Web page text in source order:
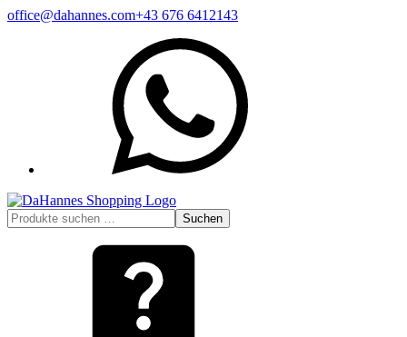
Zum
office@dahannes.com+43 676 6412143
Suchen
nach:
Suchen